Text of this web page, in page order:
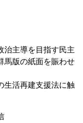
主導を目指す民主
馬版の紙面を賑わせ
活再建支援法に触